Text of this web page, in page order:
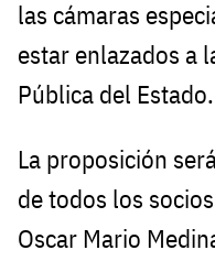
las cámaras
estar enlazados a
Pública del Estado.
La proposición
de todos los
Oscar Mario